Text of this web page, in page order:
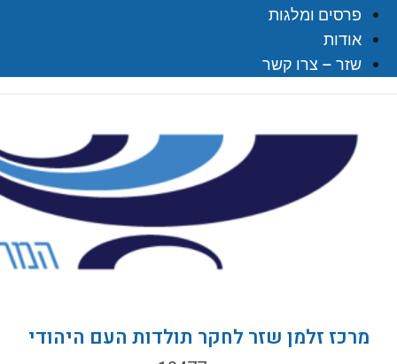
פרסים ומלגות
אודות
שזר – צרו קשר
מרכז זלמן שזר לחקר תולדות העם היהודי